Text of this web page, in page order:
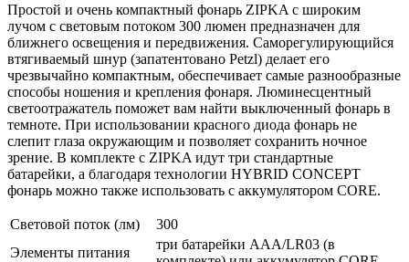
Простой и очень компактный фонарь ZIPKA с широким
лучом с световым потоком 300 люмен предназначен для
ближнего освещения и передвижения. Cаморегулирующийся
втягиваемый шнур (запатентовано Petzl) делает его
чрезвычайно компактным, обеспечивает самые разнообразные
способы ношения и крепления фонаря. Люминесцентный
светоотражатель поможет вам найти выключенный фонарь в
темноте. При использовании красного диода фонарь не
слепит глаза окружающим и позволяет сохранить ночное
зрение. В комплекте с ZIPKA идут три стандартные
батарейки, а благодаря технологии HYBRID CONCEPT
фонарь можно также использовать с аккумулятором CORE.
Световой поток (лм)
300
Элементы питания
три батарейки AAA/LR03 (в